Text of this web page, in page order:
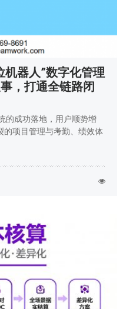
机器人”数字化管理
，打通全链路闭
的成功落地，用户顺势增
的项目管理与考勤、绩效体